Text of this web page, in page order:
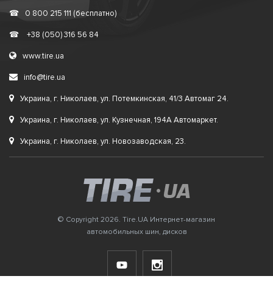
☎ 0 800 215 111 (бесплатно)
☎ +38 (050) 316 56 84
www.tire.ua
info@tire.ua
Украина, г. Николаев, ул. Потемкинская, 41/3 Автомаг 24.
Украина, г. Николаев, ул. Кузнечная, 194А Автомаркет.
Украина, г. Николаев, ул. Новозаводская, 23.
© Copyright 2026. Tire.UA Интернет-магазин
автомобильных шин, дисков